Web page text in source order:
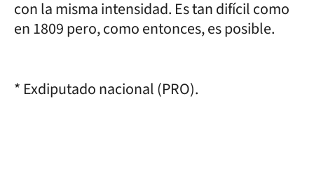
con la misma intensidad. Es tan difícil como
en 1809 pero, como entonces, es posible.
* Exdiputado nacional (PRO).